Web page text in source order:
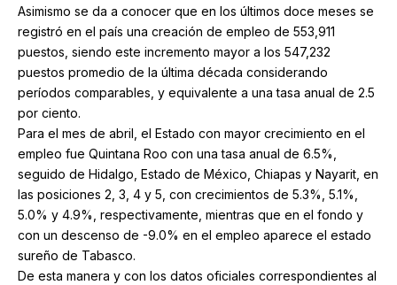
Asimismo se da a conocer que en los últimos doce meses se
registró en el país una creación de empleo de 553,911
puestos, siendo este incremento mayor a los 547,232
puestos promedio de la última década considerando
períodos comparables, y equivalente a una tasa anual de 2.5
por ciento.
Para el mes de abril, el Estado con mayor crecimiento en el
empleo fue Quintana Roo con una tasa anual de 6.5%,
seguido de Hidalgo, Estado de México, Chiapas y Nayarit, en
las posiciones 2, 3, 4 y 5, con crecimientos de 5.3%, 5.1%,
5.0% y 4.9%, respectivamente, mientras que en el fondo y
con un descenso de -9.0% en el empleo aparece el estado
sureño de Tabasco.
De esta manera y con los datos oficiales correspondientes al